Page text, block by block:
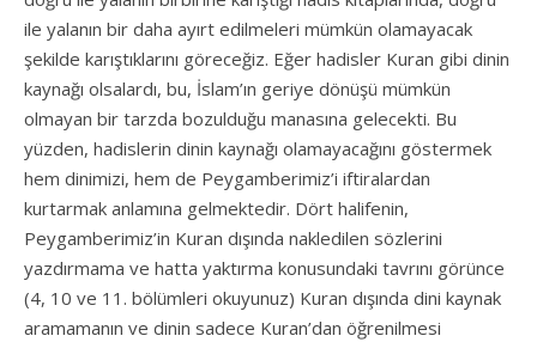
ile yalanın bir daha ayırt edilmeleri mümkün olamayacak
şekilde karıştıklarını göreceğiz. Eğer hadisler Kuran gibi dinin
kaynağı olsalardı, bu, İslam’ın geriye dönüşü mümkün
olmayan bir tarzda bozulduğu manasına gelecekti. Bu
yüzden, hadislerin dinin kaynağı olamayacağını göstermek
hem dinimizi, hem de Peygamberimiz’i iftiralardan
kurtarmak anlamına gelmektedir. Dört halifenin,
Peygamberimiz’in Kuran dışında nakledilen sözlerini
yazdırmama ve hatta yaktırma konusundaki tavrını görünce
(4, 10 ve 11. bölümleri okuyunuz) Kuran dışında dini kaynak
aramamanın ve dinin sadece Kuran’dan öğrenilmesi